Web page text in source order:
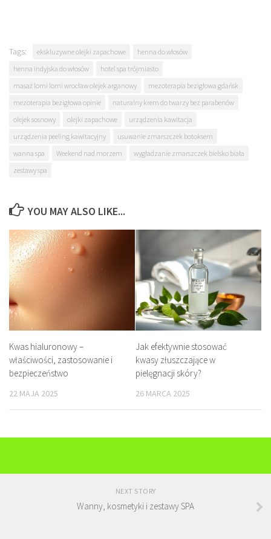
Tags: ekskluzywne olejki zapachowe
henna do włosów
henna indyjska do włosów
hotel spa trójmiasto
masaż lomi lomi wrocław olejek arganowy
mezoterapia bezigłowa gdańsk
mezoterapia bezigłowa opinie
naturalny krem do twarzy bez parabenów
olejek sosnowy
olejki zapachowe
urządzenia kawitacja
urządzenia peeling kawitacyjny
usuwanie zmarszczek botoksem
wanna spa
Weekend nad morzem
wygładzanie zmarszczek bielsko biała
zestawy spa
YOU MAY ALSO LIKE...
Kwas hialuronowy –
właściwości, zastosowanie i
bezpieczeństwo
22 MAJA 2025
Jak efektywnie stosować
kwasy złuszczające w
pielęgnacji skóry?
26 MARCA 2025
NEXT STORY
Wanny, kosmetyki i zestawy SPA